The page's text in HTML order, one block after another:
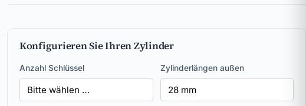
Konfigurieren Sie Ihren Zylinder
Anzahl Schlüssel Zylinderlängen außen